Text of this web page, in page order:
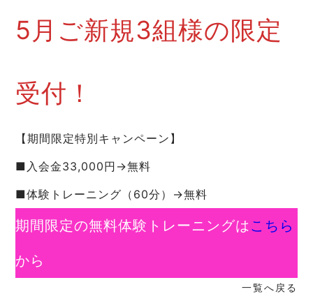
5月ご新規3組様の限定
受付！
【期間限定特別キャンペーン】
■入会金33,000円→無料
■体験トレーニング（60分）→無料
期間限定の無料体験トレーニングはこちら
から
一覧へ戻る